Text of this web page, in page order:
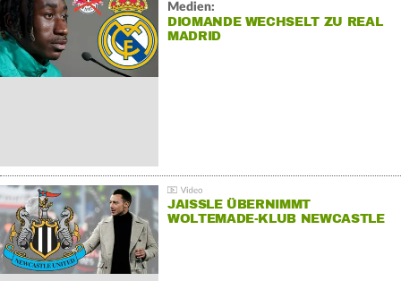
Medien:
DIOMANDE WECHSELT ZU REAL
MADRID
JAISSLE ÜBERNIMMT
WOLTEMADE-KLUB NEWCASTLE